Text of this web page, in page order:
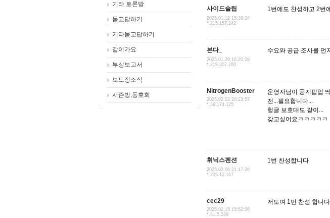
기타 토론방
묻고답하기
기타묻고답하기
같이가요
부상보고서
보드장소식
시즌방,동호회
사이드슬립
2025.01.12 15:38:24
*.215.157.242
1번에도 찬성하고 2번
본다_
2025.01.20 16:20:28
*.219.207.200
수요와 공급 조사를 먼
NitrogenBooster
2025.02.02 20:23:57
*.39.174.125
운영자님이 공지팝업
전...필요합니다...
헝글 보호대도 같이...
갖고싶어요ㅋㅋㅋㅋㅋ
휘닉스펜션
2025.02.06 21:17:20
*.235.12.167
1번 찬성합니다
cec29
2025.02.15 15:52:56
*.31.5.239
저도여 1번 찬성 합니